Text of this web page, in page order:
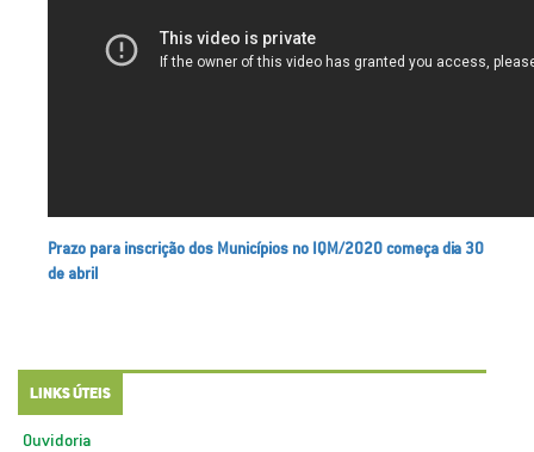
Prazo para inscrição dos Municípios no IQM/2020 começa dia 30
de abril
LINKS ÚTEIS
Ouvidoria